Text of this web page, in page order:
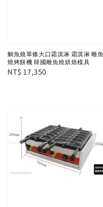
鯛魚燒單條大口霜淇淋 霜淇淋 雕魚
燒烤餅機 韓國雕魚燒烘焙模具
Regular
NT$ 17,350